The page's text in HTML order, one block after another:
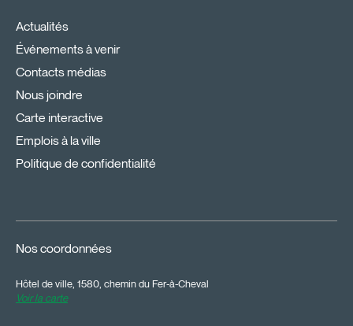
Actualités
Événements à venir
Contacts médias
Nous joindre
Carte interactive
Emplois à la ville
Politique de confidentialité
Nos coordonnées
Hôtel de ville, 1580, chemin du Fer-à-Cheval
Voir la carte